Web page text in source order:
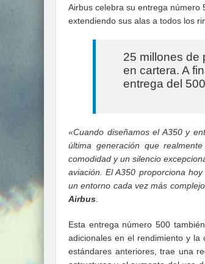
Airbus celebra su entrega número
extendiendo sus alas a todos los
25 millones de
en cartera. A
entrega del
«Cuando diseñamos el A350 y
última generación que
comodidad y un silencio
aviación. El A350 proporciona
un entorno cada vez más
Airbus.
Esta entrega número 500
adicionales en el rendimiento y la
estándares anteriores, trae una